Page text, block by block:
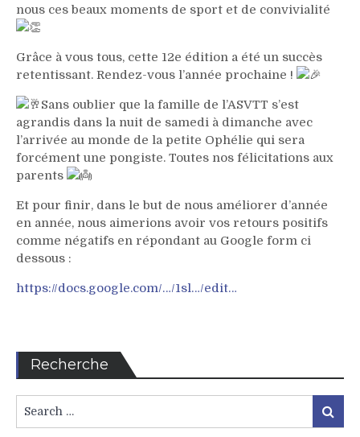
nous ces beaux moments de sport et de convivialité
Grâce à vous tous, cette 12e édition a été un succès
retentissant. Rendez-vous l’année prochaine !
Sans oublier que la famille de l’ASVTT s’est
agrandis dans la nuit de samedi à dimanche avec
l’arrivée au monde de la petite Ophélie qui sera
forcément une pongiste. Toutes nos félicitations aux
parents
Et pour finir, dans le but de nous améliorer d’année
en année, nous aimerions avoir vos retours positifs
comme négatifs en répondant au Google form ci
dessous :
https://docs.google.com/…/1sl…/edit…
Recherche
for:
Search